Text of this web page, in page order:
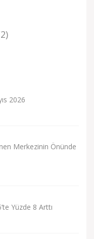
2026
Merkezinin Önünde
Yüzde 8 Arttı